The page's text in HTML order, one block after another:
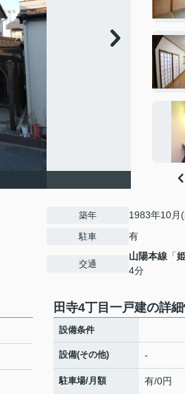
築年 1983年10月
駐車 有
交通
山陽本線 「
4分
田寺4丁目一戸建の詳
設備条件
設備(その他) -
駐車場/月額 有/0円